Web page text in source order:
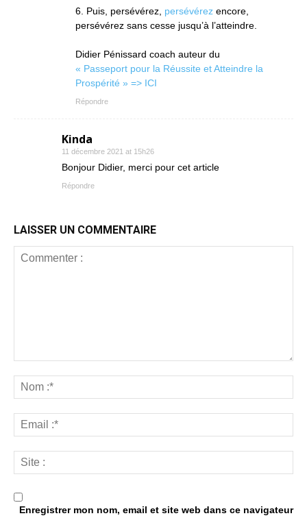
6. Puis, persévérez, persévérez encore,
persévérez sans cesse jusqu’à l’atteindre.
Didier Pénissard coach auteur du
« Passeport pour la Réussite et Atteindre la
Prospérité » => ICI
Répondre
Kinda
11 décembre 2021 at 15h26
Bonjour Didier, merci pour cet article
Répondre
LAISSER UN COMMENTAIRE
Enregistrer mon nom, email et site web dans ce navigateur